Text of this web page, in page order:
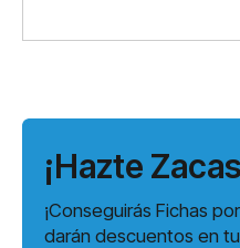
¡Hazte
¡Conseguirás Fichas
darán descuentos en